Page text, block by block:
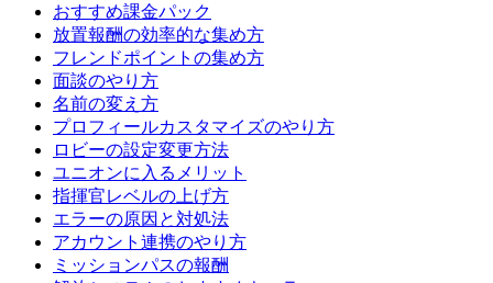
おすすめ課金パック
放置報酬の効率的な集め方
フレンドポイントの集め方
面談のやり方
名前の変え方
プロフィールカスタマイズのやり方
ロビーの設定変更方法
ユニオンに入るメリット
指揮官レベルの上げ方
エラーの原因と対処法
アカウント連携のやり方
ミッションパスの報酬